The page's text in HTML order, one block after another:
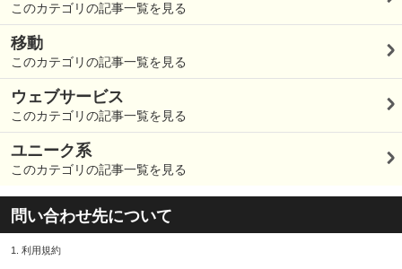
このカテゴリの記事一覧を見る
移動
このカテゴリの記事一覧を見る
ウェブサービス
このカテゴリの記事一覧を見る
ユニーク系
このカテゴリの記事一覧を見る
問い合わせ先について
1. 利用規約